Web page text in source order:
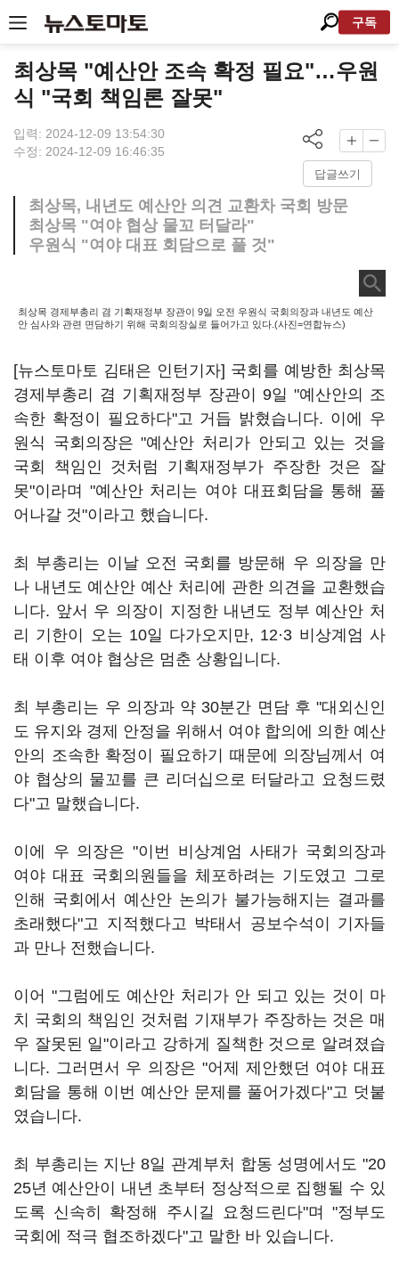
구독
최상목 "예산안 조속 확정 필요"…우원
식 "국회 책임론 잘못"
입력: 2024-12-09 13:54:30
수정: 2024-12-09 16:46:35
답글쓰기
최상목, 내년도 예산안 의견 교환차 국회 방문
최상목 "여야 협상 물꼬 터달라"
우원식 "여야 대표 회담으로 풀 것"
최상목 경제부총리 겸 기획재정부 장관이 9일 오전 우원식 국회의장과 내년도 예산
안 심사와 관련 면담하기 위해 국회의장실로 들어가고 있다.(사진=연합뉴스)
[뉴스토마토 김태은 인턴기자] 국회를 예방한 최상목
경제부총리 겸 기획재정부 장관이 9일 "예산안의 조
속한 확정이 필요하다"고 거듭 밝혔습니다. 이에 우
원식 국회의장은 "예산안 처리가 안되고 있는 것을
국회 책임인 것처럼 기획재정부가 주장한 것은 잘
못"이라며 "예산안 처리는 여야 대표회담을 통해 풀
어나갈 것"이라고 했습니다.
최 부총리는 이날 오전 국회를 방문해 우 의장을 만
나 내년도 예산안 예산 처리에 관한 의견을 교환했습
니다. 앞서 우 의장이 지정한 내년도 정부 예산안 처
리 기한이 오는 10일 다가오지만, 12·3 비상계엄 사
태 이후 여야 협상은 멈춘 상황입니다.
최 부총리는 우 의장과 약 30분간 면담 후 "대외신인
도 유지와 경제 안정을 위해서 여야 합의에 의한 예산
안의 조속한 확정이 필요하기 때문에 의장님께서 여
야 협상의 물꼬를 큰 리더십으로 터달라고 요청드렸
다"고 말했습니다.
이에 우 의장은 "이번 비상계엄 사태가 국회의장과
여야 대표 국회의원들을 체포하려는 기도였고 그로
인해 국회에서 예산안 논의가 불가능해지는 결과를
초래했다"고 지적했다고 박태서 공보수석이 기자들
과 만나 전했습니다.
이어 "그럼에도 예산안 처리가 안 되고 있는 것이 마
치 국회의 책임인 것처럼 기재부가 주장하는 것은 매
우 잘못된 일"이라고 강하게 질책한 것으로 알려졌습
니다. 그러면서 우 의장은 "어제 제안했던 여야 대표
회담을 통해 이번 예산안 문제를 풀어가겠다"고 덧붙
였습니다.
최 부총리는 지난 8일 관계부처 합동 성명에서도 "20
25년 예산안이 내년 초부터 정상적으로 집행될 수 있
도록 신속히 확정해 주시길 요청드린다"며 "정부도
국회에 적극 협조하겠다"고 말한 바 있습니다.